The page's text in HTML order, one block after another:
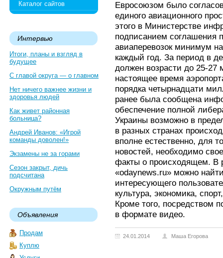
Каталог сайтов
Интервью
Итоги, планы и взгляд в
будущее
С главой округа — о главном
Нет ничего важнее жизни и
здоровья людей
Как живет районная
больница?
Андрей Иванов: «Игрой
команды доволен!»
Экзамены не за горами
Сезон закрыт, дичь
подсчитана
Окружным путём
Объявления
Продам
Куплю
Евросоюзом было
единого авиационного
этого в Министерстве
подписанием соглашения
авиаперевозок минимум
каждый год. За период в
должен возрасти до 25-
настоящее время
порядка четырнадцати
ранее была сообщена
обеспечение полной
Украины возможно в
в разных странах
вполне естественно, для
новостей, необходимо
факты о происходящем. В
«odaynews.ru» можно
интересующего
культура, экономика,
Кроме того, посредством
в формате видео.
24.01.2014 Маша Егорова